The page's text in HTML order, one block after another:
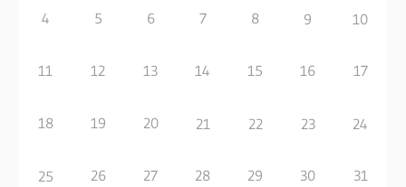
4 5 6 7 8 9 10
11 12 13 14 15 16 17
18 19 20 21 22 23 24
25 26 27 28 29 30 31